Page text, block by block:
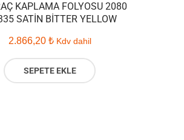
KAPLAMA FOLYOSU 2080
SATIN BITTER YELLOW
2.866,20 ₺ Kdv dahil
SEPETE EKLE